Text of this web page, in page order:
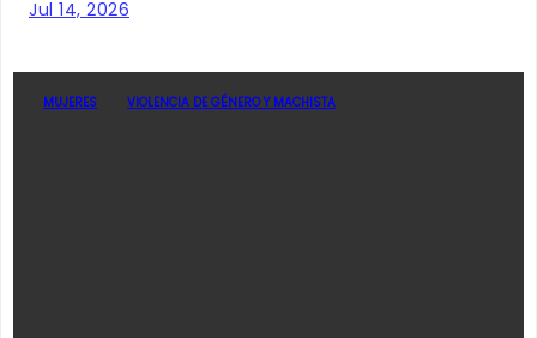
Jul 14, 2026
MUJERES VIOLENCIA DE GÉNERO Y MACHISTA